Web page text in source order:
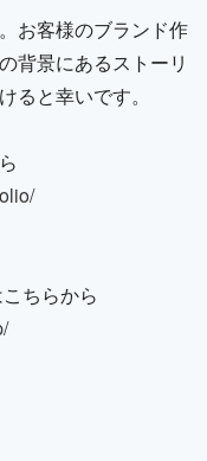
お客様のブランド作
背景にあるストーリ
ると幸いです。
ちらから